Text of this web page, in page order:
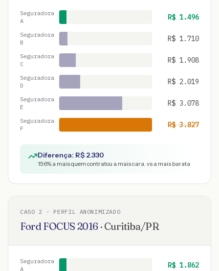
Seguradora
A
R$ 1.496
Seguradora
B
R$ 1.710
Seguradora
C
R$ 1.908
Seguradora
D
R$ 2.019
Seguradora
E
R$ 3.078
Seguradora
F
R$3.827
Diferença: R$ 2.330
156% a mais quem contratou a mais cara, vs a mais barata
CASO 2 · PERFIL ANONIMIZADO
Ford FOCUS 2016 · Curitiba/PR
Seguradora
A
R$ 1.862